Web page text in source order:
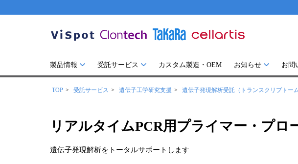
製品情報 受託サービス カスタム製造・OEM お知らせ お問
TOP 受託サービス 遺伝子工学研究支援 遺伝子発現解析受託（トランスクリプトーム
リアルタイムPCR用プライマー・プロ
遺伝子発現解析をトータルサポートします